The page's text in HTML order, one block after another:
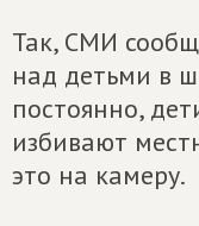
Так, СМИ
над детьми в
постоянно,
избивают
это на камеру.